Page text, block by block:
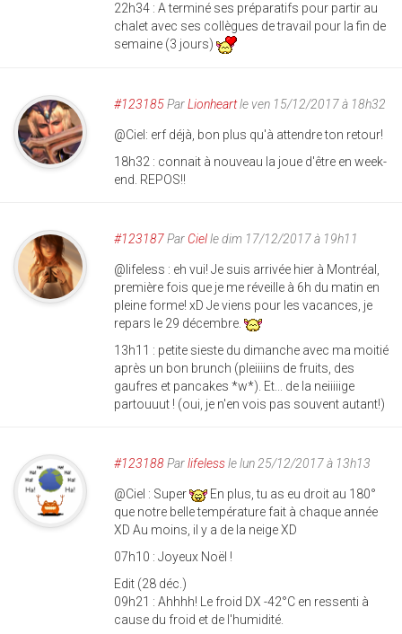
22h34 : A terminé ses préparatifs pour partir au
chalet avec ses collègues de travail pour la fin de
semaine (3 jours)
#123185ParLionheartle ven 15/12/2017 à 18h32
@Ciel: erf déjà, bon plus qu'à attendre ton retour!
18h32 : connait à nouveau la joue d'être en week-
end. REPOS!!
#123187Par Cielle dim 17/12/2017 à 19h11
@lifeless : eh vui! Je suis arrivée hier à Montréal,
première fois que je me réveille à 6h du matin en
pleine forme! xD Je viens pour les vacances, je
repars le 29 décembre.
13h11 : petite sieste du dimanche avec ma moitié
après un bon brunch (pleiiiins de fruits, des
gaufres et pancakes *w*). Et... de la neiiiiige
partouuut ! (oui, je n'en vois pas souvent autant!)
#123188Parlifelessle lun 25/12/2017 à 13h13
@Ciel : Super
En plus, tu as eu droit au 180°
que notre belle température fait à chaque année
XD Au moins, il y a de la neige XD
07h10 : Joyeux Noël !
Edit (28 déc.)
09h21 : Ahhhh! Le froid DX -42°C en ressenti à
cause du froid et de l'humidité.